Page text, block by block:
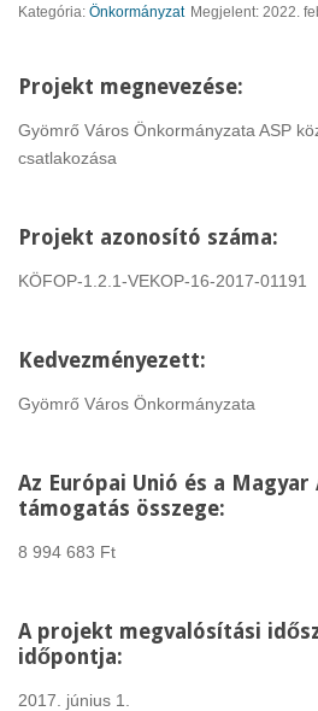
Kategória: Önkormányzat Megjelent: 2022.
Projekt megnevezése:
Gyömrő Város Önkormányzata ASP
csatlakozása
Projekt azonosító száma:
KÖFOP-1.2.1-VEKOP-16-2017-01191
Kedvezményezett:
Gyömrő Város Önkormányzata
Az Európai Unió és a
támogatás összege:
8 994 683 Ft
A projekt megvalósítási
időpontja:
2017. június 1.